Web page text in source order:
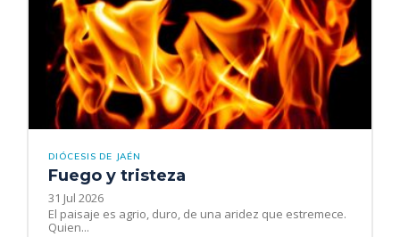
DIÓCESIS DE JAÉN
Fuego y tristeza
31 Jul 2026
El paisaje es agrio, duro, de una aridez que estremece.
Quien...